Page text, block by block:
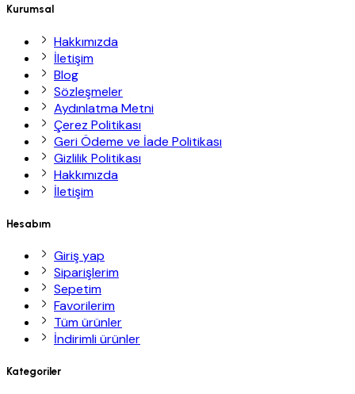
Kurumsal
Hakkımızda
İletişim
Blog
Sözleşmeler
Aydınlatma Metni
Çerez Politikası
Geri Ödeme ve İade Politikası
Gizlilik Politikası
Hakkımızda
İletişim
Hesabım
Giriş yap
Siparişlerim
Sepetim
Favorilerim
Tüm ürünler
İndirimli ürünler
Kategoriler